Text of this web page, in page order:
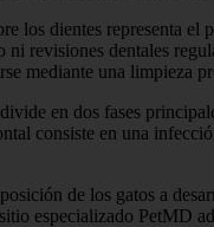
los dientes representa
ni revisiones dentales
mediante una limpieza
en dos fases
consiste en una
de los gatos a
especializado PetMD